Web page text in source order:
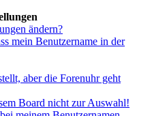
ändern?
mein Benutzername in der
aber die Forenuhr geht
Board nicht zur Auswahl!